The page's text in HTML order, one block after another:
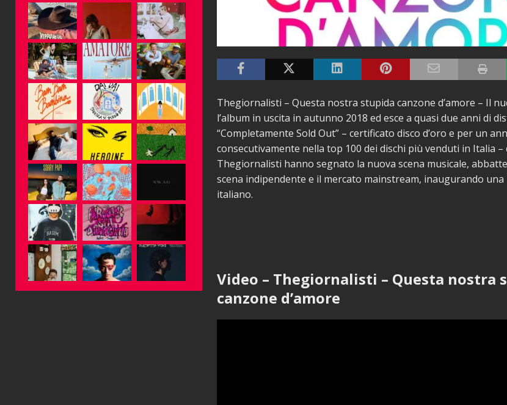
Thegiornalisti – Questa nostra stupida canzone d’amore – Il
l’album in uscita in autunno 2018 ed esce a quasi due anni di
“Completamente Sold Out” – certificato disco d’oro e per un
consecutivamente nella top 100 dei dischi più venduti in Italia –
Thegiornalisti hanno segnato la nuova scena musicale,
scena indipendente e il mercato mainstream, inaugurando
italiano.
Video – Thegiornalisti – Questa nostra
canzone d’amore